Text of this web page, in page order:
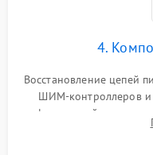
4.
Восстановление цепей
ШИМ-контроллеров и
инфракрасной станции
чипа и дефектной